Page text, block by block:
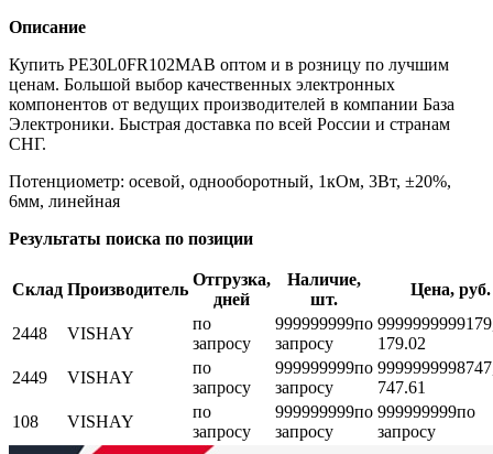
Описание
Купить PE30L0FR102MAB оптом и в розницу по лучшим
ценам. Большой выбор качественных электронных
компонентов от ведущих производителей в компании База
Электроники. Быстрая доставка по всей России и странам
СНГ.
Потенциометр: осевой, однооборотный, 1кОм, 3Вт, ±20%,
6мм, линейная
Результаты поиска по позиции
Склад Производитель
Отгрузка,
дней
Наличие,
шт.
Цена, руб.
2448 VISHAY
по
запросу
999999999по
запросу
999999999
179.02
2449
VISHAY
по
запросу
999999999по
запросу
999999999
747.61
108
VISHAY
по
запросу
999999999по
запросу
999999999по
запросу